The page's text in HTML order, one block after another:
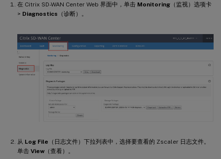
在 Citrix SD-WAN Center Web 界面中，单击 Monitoring （监视）选项卡
> Diagnostics （诊断）。
从 Log File （日志文件）下拉列表中，选择要查看的 Zscaler 日志文件。
单击 View （查看）。